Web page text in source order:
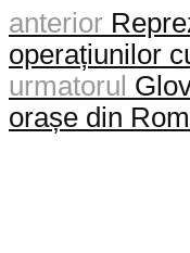
anterior
operațiunilor
urmatorul
orașe din